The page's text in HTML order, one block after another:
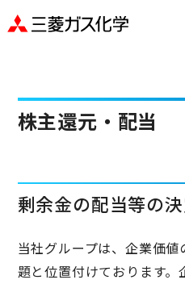
株主還元・配当
剰余金の配当等の
当社グループは、企業価
題と位置付けております